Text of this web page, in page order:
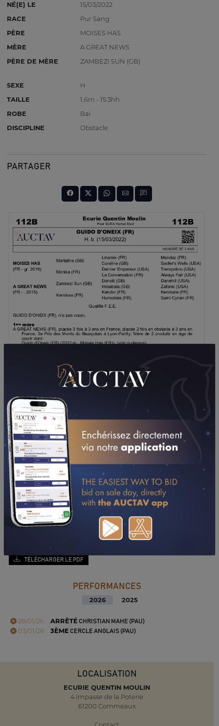
NÉ(E) LE
15/03/2022
RACE
Pur Sang
PÈRE
MOISES HAS
MÈRE
A GREAT NEWS
PÈRE DE MÈRE
ZAMBEZI SUN (GB)
SEXE
H
TAILLE
1,6m - 15:3hh
ROBE
Bai
DISCIPLINE
Obstacle
PARTAGER
TÉLÉCHARGER LE PDF
PERFORMANCES
2026 2025
28/01/26 ARRÊTÉ CHRISTIAN MAHE (PAU)
03/01/26 3ÈME CERCLE ANGLAIS (PAU)
LOCALISATION
ECURIE QUENTIN MOULIN
4 Impasse de la Poterie
61200 Commeaux